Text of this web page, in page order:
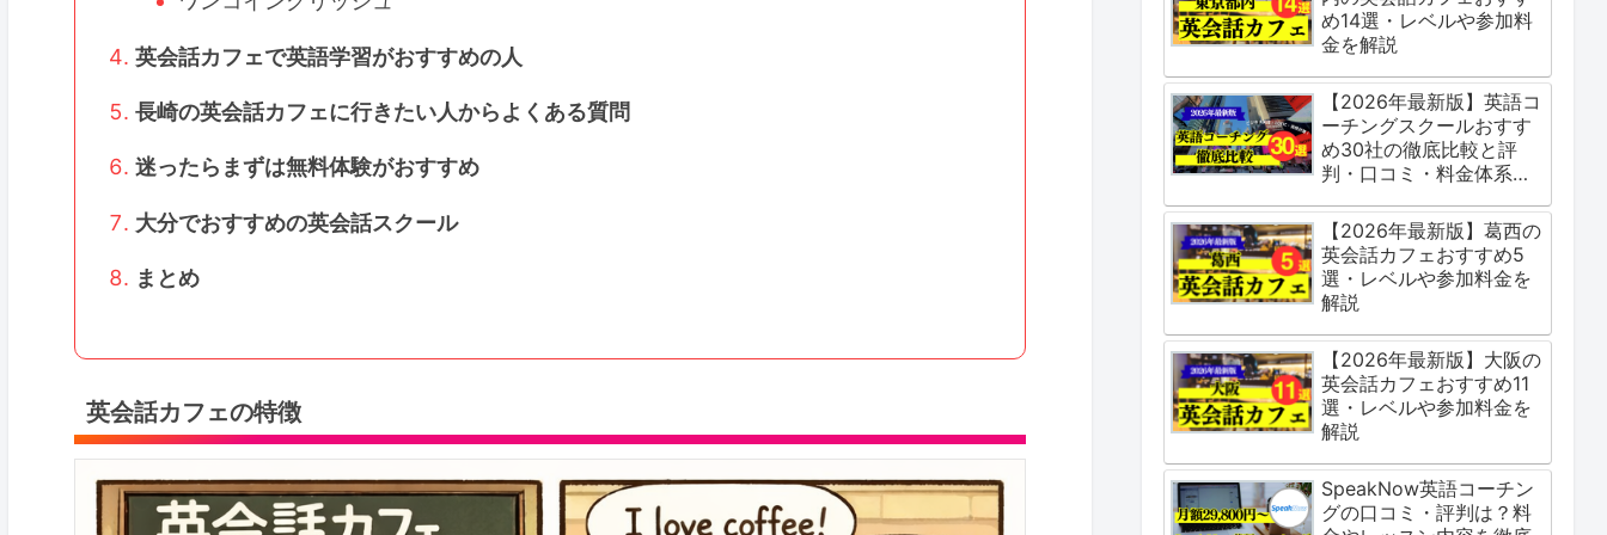
英会話カフェで英語学習がおすすめの人
長崎の英会話カフェに行きたい人からよくある質問
迷ったらまずは無料体験がおすすめ
大分でおすすめの英会話スクール
まとめ
英会話カフェの特徴
め14選・レベルや参加料
金を解説
【2026年最新版】英語コ
ーチングスクールおすす
め30社の徹底比較と評
判・口コミ・料金体系を
【2026年最新版】葛西の
英会話カフェおすすめ5
選・レベルや参加料金を
解説
【2026年最新版】大阪の
英会話カフェおすすめ11
選・レベルや参加料金を
解説
SpeakNow英語コーチン
グの口コミ・評判は？料